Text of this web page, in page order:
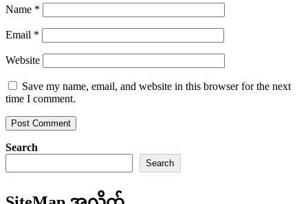
Name *
Email *
Website
Save my name, email, and website in this browser for the next
time I comment.
Search
Search